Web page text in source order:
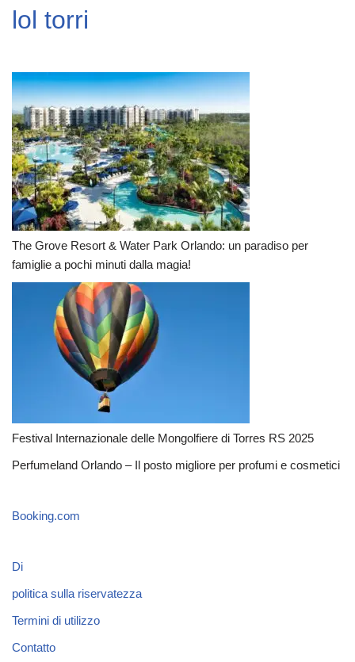
lol torri
The Grove Resort & Water Park Orlando: un paradiso per
famiglie a pochi minuti dalla magia!
Festival Internazionale delle Mongolfiere di Torres RS 2025
Perfumeland Orlando – Il posto migliore per profumi e cosmetici
Booking.com
Di
politica sulla riservatezza
Termini di utilizzo
Contatto